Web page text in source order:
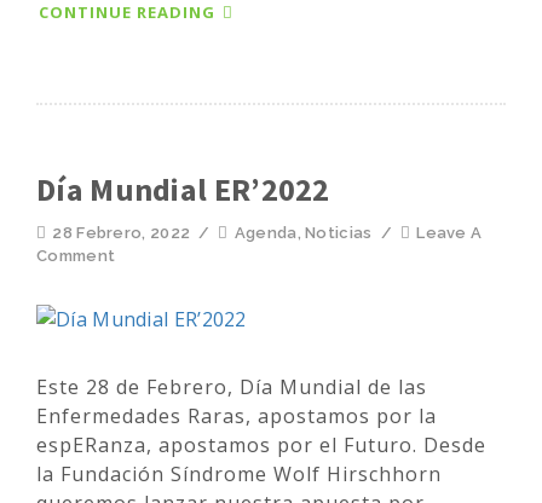
CONTINUE READING
Día Mundial ER’2022
28 Febrero, 2022 / Agenda,Noticias /
Leave A
Comment
Este 28 de Febrero, Día Mundial de las
Enfermedades Raras, apostamos por la
espERanza, apostamos por el Futuro. Desde
la Fundación Síndrome Wolf Hirschhorn